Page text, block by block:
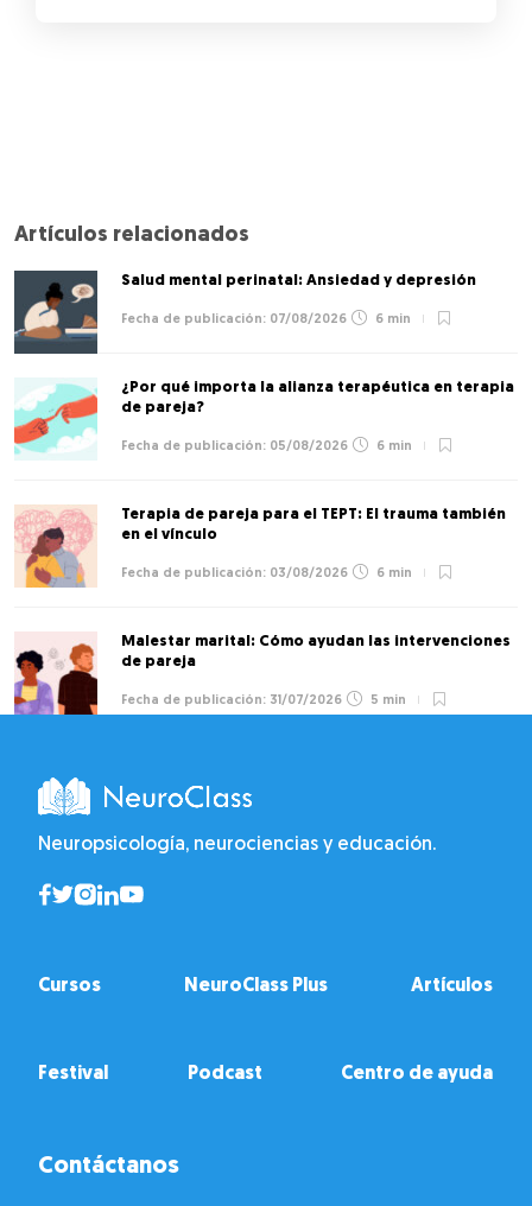
Artículos relacionados
Salud mental perinatal: Ansiedad y depresión
07/08/2026 6 min
¿Por qué importa la alianza terapéutica en terapia
de pareja?
05/08/2026 6 min
Terapia de pareja para el TEPT: El trauma también
en el vínculo
03/08/2026 6 min
Malestar marital: Cómo ayudan las intervenciones
de pareja
31/07/2026 5 min
Neuropsicología, neurociencias y educación.
Cursos NeuroClass Plus Artículos
Festival Podcast Centro de ayuda
Contáctanos